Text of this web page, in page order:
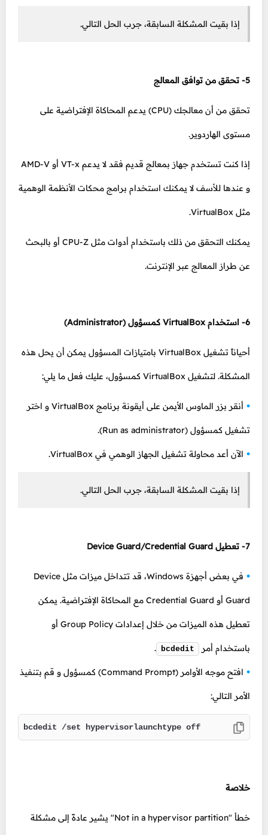
إذا بقيت المشكلة السابقة، جرب الحل التالي.
5- تحقق من توافق المعالج
تحقق من أن معالجك (CPU) يدعم المحاكاة الإفتراضية على
مستوى الهاردوير.
إذا كنت تستخدم جهاز بمعالج قديم فقد لا يدعم VT-x أو AMD-V
و عندها للأسف لا يمكنك استخدام برامج محكات الأنظمة الوهمية
مثل VirtualBox.
يمكنك التحقق من ذلك باستخدام أدوات مثل CPU-Z أو بالبحث
عن طراز المعالج عبر الإنترنت.
6- استخدام VirtualBox كمسؤول (Administrator)
أحياناً تشغيل VirtualBox بامتيازات المسؤول يمكن أن يحل هذه
المشكلة. لتشغيل VirtualBox كمسؤول، عليك فعل ما يلي:
أنقر بزر الماوس الأيمن على أيقونة برنامج VirtualBox و اختر
تشغيل كمسؤول (Run as administrator).
الآن أعد محاولة تشغيل الجهاز الوهمي في VirtualBox.
إذا بقيت المشكلة السابقة، جرب الحل التالي.
7- تعطيل Device Guard/Credential Guard
في بعض أجهزة Windows، قد تتداخل ميزات مثل Device
Guard أو Credential Guard مع المحاكاة الإفتراضية. يمكن
تعطيل هذه الميزات من خلال إعدادات Group Policy أو
باستخدام أمر bcdedit
.
افتح موجه الأوامر (Command Prompt) كمسؤول و قم بتنفيذ
الأمر التالي:
bcdedit /set hypervisorlaunchtype off
خلاصة
خطأ "Not in a hypervisor partition" يشير عادةً إلى مشكلة